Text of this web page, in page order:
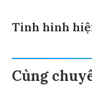
Tình hình
Cùng